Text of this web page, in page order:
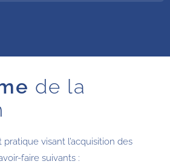
de la
visant l’acquisition des
faire suivants :